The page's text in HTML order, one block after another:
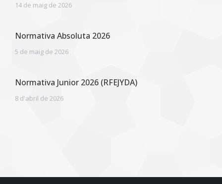
14 de maig de 2026
Normativa Absoluta 2026
5 de maig de 2026
Normativa Junior 2026 (RFEJYDA)
8 d'abril de 2026